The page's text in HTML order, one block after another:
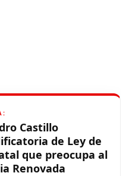
Castillo
de Ley de
que preocupa al
Renovada